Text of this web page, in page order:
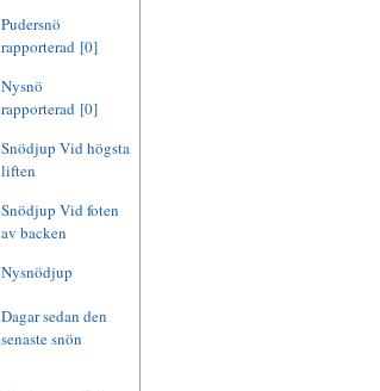
Pudersnö
rapporterad [0]
Nysnö
rapporterad [0]
Snödjup Vid högsta
liften
Snödjup Vid foten
av backen
Nysnödjup
Dagar sedan den
senaste snön